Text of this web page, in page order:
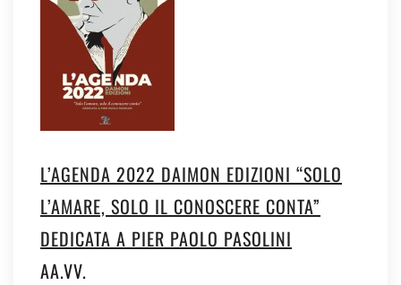
L’AGENDA 2022 DAIMON EDIZIONI “SOLO
L’AMARE, SOLO IL CONOSCERE CONTA”
DEDICATA A PIER PAOLO PASOLINI
AA.VV.